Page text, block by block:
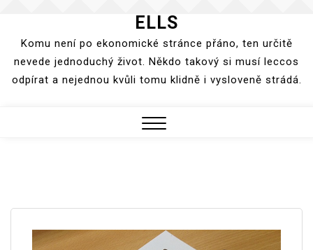
content
ELLS
Komu není po ekonomické stránce přáno, ten určitě
nevede jednoduchý život. Někdo takový si musí leccos
odpírat a nejednou kvůli tomu klidně i vysloveně strádá.